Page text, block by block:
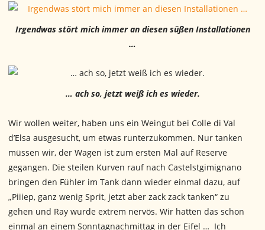
Irgendwas stört mich immer an diesen süßen Installationen
…
… ach so, jetzt weiß ich es wieder.
Wir wollen weiter, haben uns ein Weingut bei Colle di Val
d’Elsa ausgesucht, um etwas runterzukommen. Nur tanken
müssen wir, der Wagen ist zum ersten Mal auf Reserve
gegangen. Die steilen Kurven rauf nach Castelstgimignano
bringen den Fühler im Tank dann wieder einmal dazu, auf
„Piiiep, ganz wenig Sprit, jetzt aber zack zack tanken“ zu
gehen und Ray wurde extrem nervös. Wir hatten das schon
einmal an einem Sonntagnachmittag in der Eifel … Ich